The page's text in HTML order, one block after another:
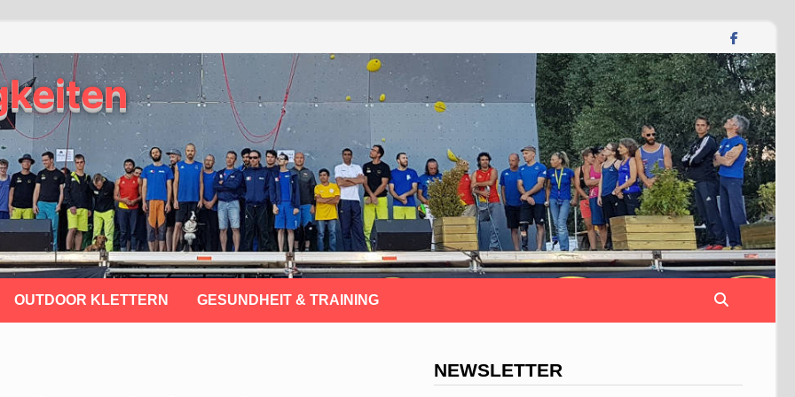
OUTDOOR KLETTERN GESUNDHEIT & TRAINING
NEWSLETTER